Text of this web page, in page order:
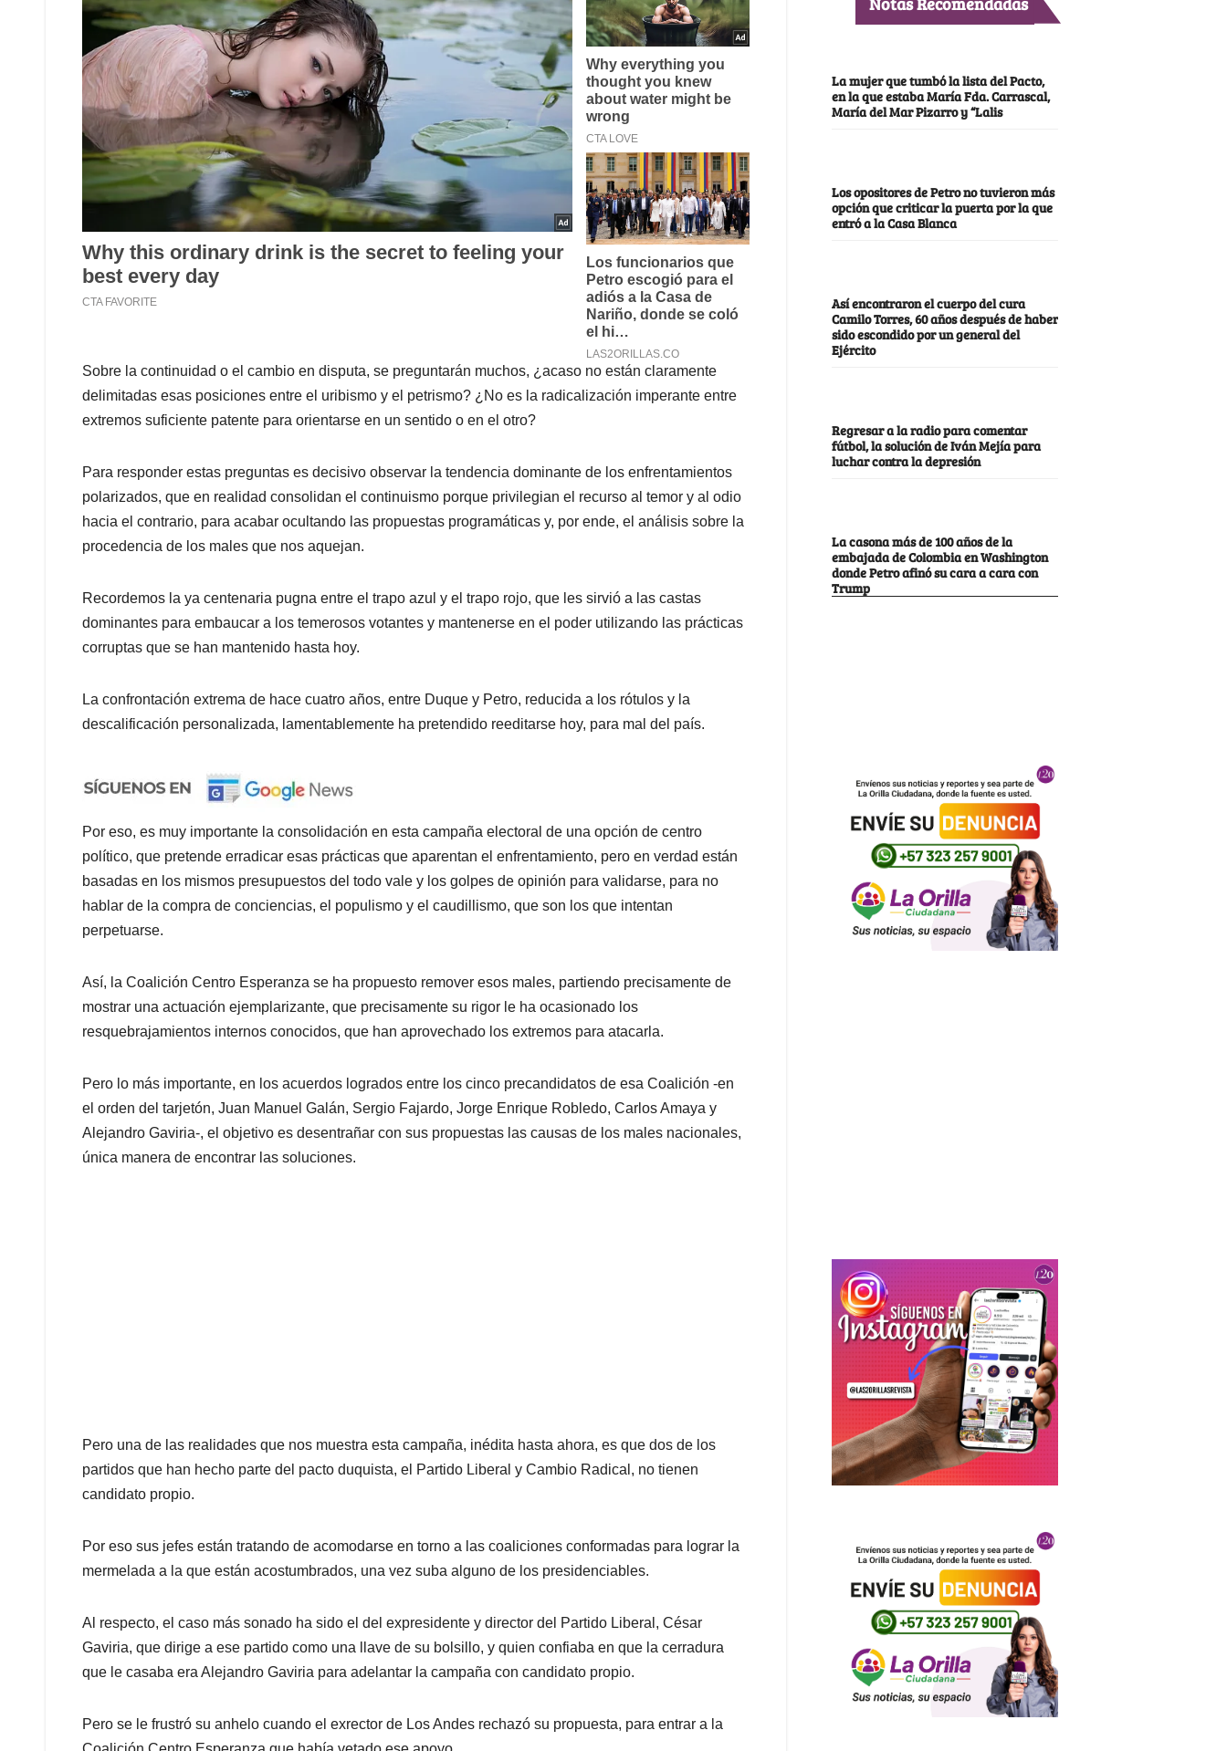
Sobre la continuidad o el cambio en disputa, se preguntarán muchos, ¿acaso no están claramente
delimitadas esas posiciones entre el uribismo y el petrismo? ¿No es la radicalización imperante entre
extremos suficiente patente para orientarse en un sentido o en el otro?
Para responder estas preguntas es decisivo observar la tendencia dominante de los enfrentamientos
polarizados, que en realidad consolidan el continuismo porque privilegian el recurso al temor y al odio
hacia el contrario, para acabar ocultando las propuestas programáticas y, por ende, el análisis sobre la
procedencia de los males que nos aquejan.
Recordemos la ya centenaria pugna entre el trapo azul y el trapo rojo, que les sirvió a las castas
dominantes para embaucar a los temerosos votantes y mantenerse en el poder utilizando las prácticas
corruptas que se han mantenido hasta hoy.
La confrontación extrema de hace cuatro años, entre Duque y Petro, reducida a los rótulos y la
descalificación personalizada, lamentablemente ha pretendido reeditarse hoy, para mal del país.
Por eso, es muy importante la consolidación en esta campaña electoral de una opción de centro
político, que pretende erradicar esas prácticas que aparentan el enfrentamiento, pero en verdad están
basadas en los mismos presupuestos del todo vale y los golpes de opinión para validarse, para no
hablar de la compra de conciencias, el populismo y el caudillismo, que son los que intentan
perpetuarse.
Así, la Coalición Centro Esperanza se ha propuesto remover esos males, partiendo precisamente de
mostrar una actuación ejemplarizante, que precisamente su rigor le ha ocasionado los
resquebrajamientos internos conocidos, que han aprovechado los extremos para atacarla.
Pero lo más importante, en los acuerdos logrados entre los cinco precandidatos de esa Coalición -en
el orden del tarjetón, Juan Manuel Galán, Sergio Fajardo, Jorge Enrique Robledo, Carlos Amaya y
Alejandro Gaviria-, el objetivo es desentrañar con sus propuestas las causas de los males nacionales,
única manera de encontrar las soluciones.
Pero una de las realidades que nos muestra esta campaña, inédita hasta ahora, es que dos de los
partidos que han hecho parte del pacto duquista, el Partido Liberal y Cambio Radical, no tienen
candidato propio.
Por eso sus jefes están tratando de acomodarse en torno a las coaliciones conformadas para lograr la
mermelada a la que están acostumbrados, una vez suba alguno de los presidenciables.
Al respecto, el caso más sonado ha sido el del expresidente y director del Partido Liberal, César
Gaviria, que dirige a ese partido como una llave de su bolsillo, y quien confiaba en que la cerradura
que le casaba era Alejandro Gaviria para adelantar la campaña con candidato propio.
Pero se le frustró su anhelo cuando el exrector de Los Andes rechazó su propuesta, para entrar a la
La mujer que tumbó la lista del Pacto,
en la que estaba María Fda. Carrascal,
María del Mar Pizarro y “Lalis
Los opositores de Petro no tuvieron más
opción que criticar la puerta por la que
entró a la Casa Blanca
Así encontraron el cuerpo del cura
Camilo Torres, 60 años después de haber
sido escondido por un general del
Ejército
Regresar a la radio para comentar
fútbol, la solución de Iván Mejía para
luchar contra la depresión
La casona más de 100 años de la
embajada de Colombia en Washington
donde Petro afinó su cara a cara con
Trump